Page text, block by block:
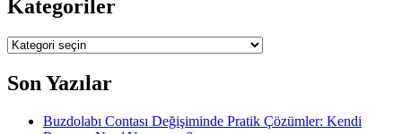
Kategoriler
Kategoriler
Son Yazılar
Buzdolabı Contası Değişiminde Pratik Çözümler: Kendi